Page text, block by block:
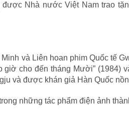
được Nhà nước Việt Nam trao
và Liên hoan phim Quốc tế
giờ cho đến tháng Mười” (1984)
và được khán giả Hàn Quốc